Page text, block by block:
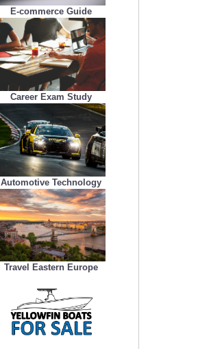
E-commerce Guide
Career Exam Study
Automotive Technology
Travel Eastern Europe